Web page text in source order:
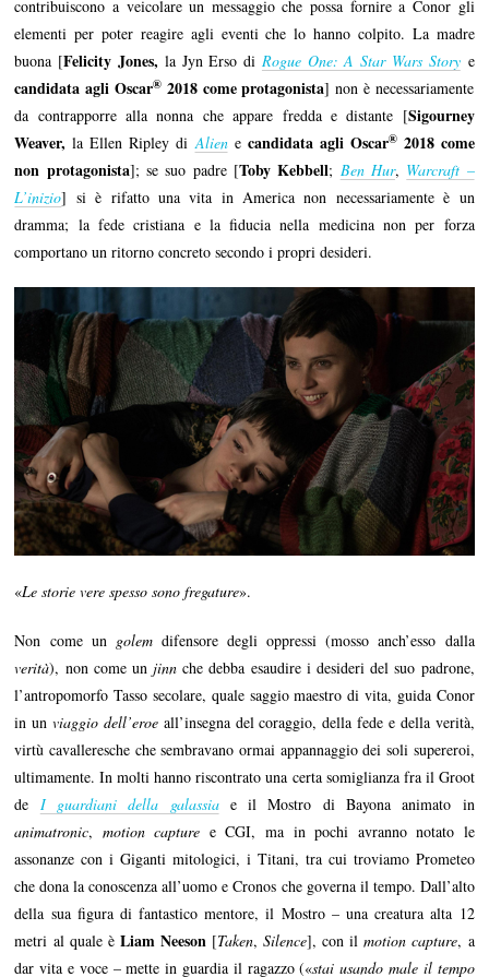
contribuiscono a veicolare un messaggio che possa fornire a Conor gli
elementi per poter reagire agli eventi che lo hanno colpito. La madre
buona [Felicity Jones, la Jyn Erso di Rogue One: A Star Wars Storye
candidata agli Oscar® 2018 come protagonista] non è necessariamente
da contrapporre alla nonna che appare fredda e distante [Sigourney
Weaver,la Ellen Ripley diAlienecandidata agli Oscar®2018 come
non protagonista]; se suo padre [Toby Kebbell; Ben Hur, Warcraft –
L’inizio] si è rifatto una vita in America non necessariamente è un
dramma; la fede cristiana e la fiducia nella medicina non per forza
comportano un ritorno concreto secondo i propri desideri.
«Le storie vere spesso sono fregature».
Non come un golemdifensore degli oppressi (mosso anch’esso dalla
verità), non come un jinn che debba esaudire i desideri del suo padrone,
l’antropomorfo Tasso secolare, quale saggio maestro di vita, guida Conor
in unviaggio dell’eroeall’insegna del coraggio, della fede e della verità,
virtù cavalleresche che sembravano ormai appannaggio dei soli supereroi,
ultimamente. In molti hanno riscontrato una certa somiglianza fra il Groot
de I guardiani della galassiae il Mostro di Bayona animato in
animatronic, motion capture e CGI, ma in pochi avranno notato le
assonanze con i Giganti mitologici, i Titani, tra cui troviamo Prometeo
che dona la conoscenza all’uomo e Cronos che governa il tempo. Dall’alto
della sua figura di fantastico mentore, il Mostro – una creatura alta 12
metri al quale è Liam Neeson [Taken,Silence], con ilmotion capture, a
dar vita e voce – mette in guardia il ragazzo («stai usando male il tempo